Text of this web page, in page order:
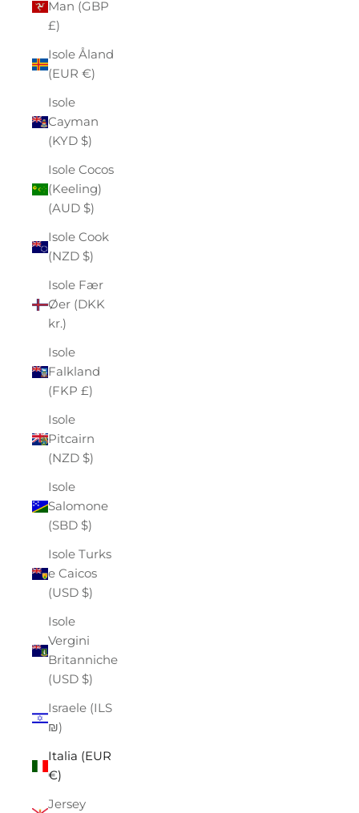
Man (GBP
£)
Isole Åland
(EUR €)
Isole
Cayman
(KYD $)
Isole Cocos
(Keeling)
(AUD $)
Isole Cook
(NZD $)
Isole Fær
Øer (DKK
kr.)
Isole
Falkland
(FKP £)
Isole
Pitcairn
(NZD $)
Isole
Salomone
(SBD $)
Isole Turks
e Caicos
(USD $)
Isole
Vergini
Britanniche
(USD $)
Israele (ILS
₪)
Italia (EUR
€)
Jersey